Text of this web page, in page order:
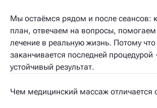
Мы остаёмся рядом и после сеансов:
план, отвечаем на вопросы, помогаем
лечение в реальную жизнь. Потому что
заканчивается последней
устойчивый результат.
Чем медицинский массаж отличается